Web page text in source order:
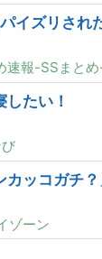
イズリされ
速報-SSまと
したい！
カッコガチ？
ゾーン